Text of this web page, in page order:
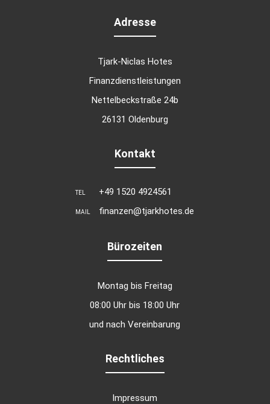
Adresse
Tjark-Niclas Hotes
Finanzdienstleistungen
Nettelbeckstraße 24b
26131 Oldenburg
Kontakt
TEL +49 1520 4924561
MAIL finanzen@tjarkhotes.de
Bürozeiten
Montag bis Freitag
08:00 Uhr bis 18:00 Uhr
und nach Vereinbarung
Rechtliches
Impressum